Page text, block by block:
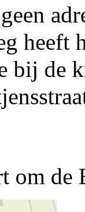
heeft
bij de
om de